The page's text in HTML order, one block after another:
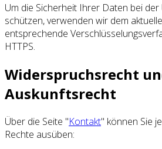
Um die Sicherheit Ihrer Daten bei
schützen, verwenden wir dem
entsprechende
HTTPS.
Widerspruchsrecht
Auskunftsrecht
Über die Seite "Kontakt" können Sie
Rechte ausüben: